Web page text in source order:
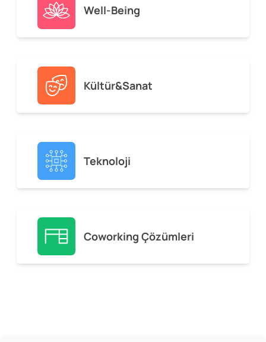
Well-Being
Kültür&Sanat
Teknoloji
Coworking Çözümleri